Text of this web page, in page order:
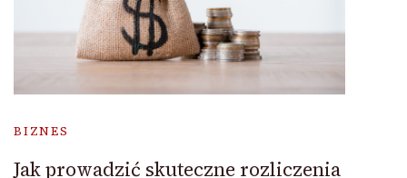
BIZNES
Jak prowadzić skuteczne rozliczenia